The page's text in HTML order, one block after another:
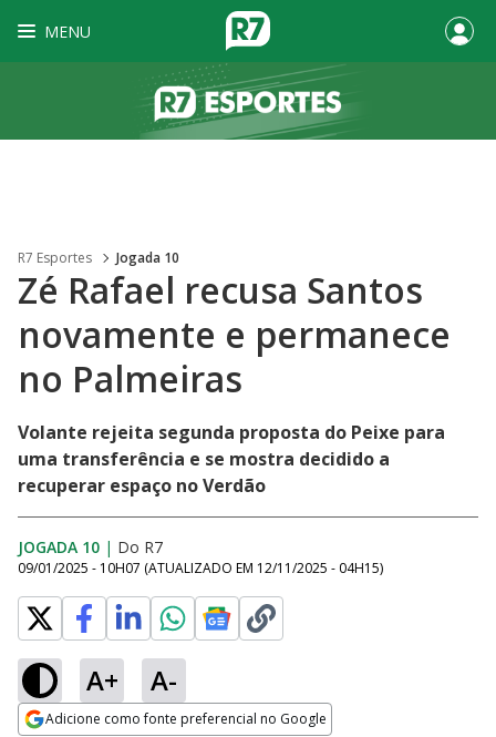
MENU
R7 Esportes Jogada 10
Zé Rafael recusa Santos
novamente e permanece
no Palmeiras
Volante rejeita segunda proposta do Peixe para
uma transferência e se mostra decidido a
recuperar espaço no Verdão
JOGADA 10 | Do R7
09/01/2025 - 10H07 (ATUALIZADO EM 12/11/2025 - 04H15)
A+ A-
Adicione como fonte preferencial no Google